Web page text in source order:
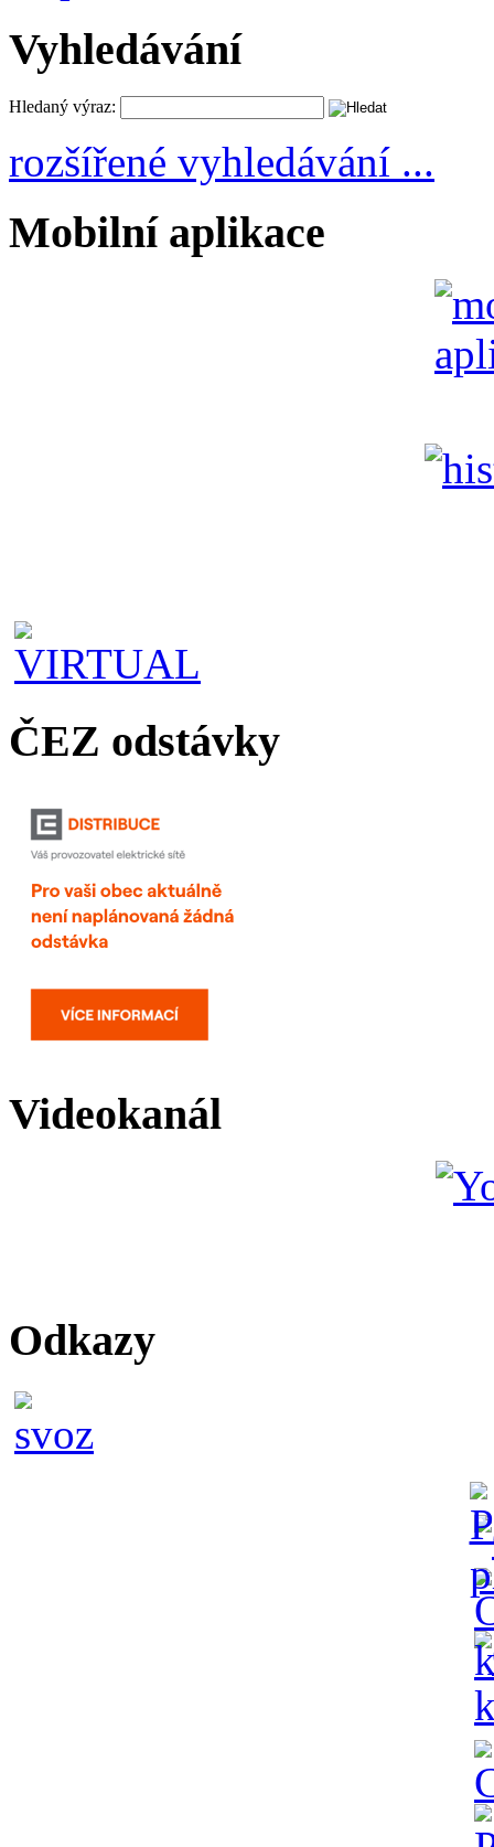
Vyhledávání
Hledaný výraz:
rozšířené vyhledávání ...
Mobilní aplikace
ČEZ odstávky
Videokanál
Odkazy